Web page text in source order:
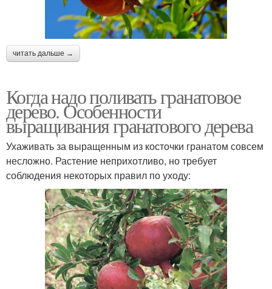
читать дальше →
Когда надо поливать гранатовое
дерево. Особенности
выращивания гранатового дерева
Ухаживать за выращенным из косточки гранатом совсем
несложно. Растение неприхотливо, но требует
соблюдения некоторых правил по уходу: